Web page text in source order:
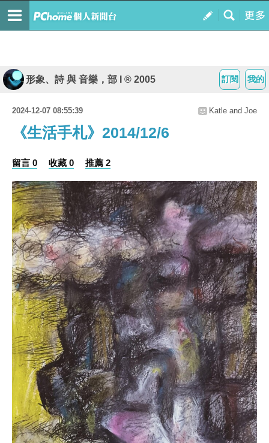
我的
訂閱
形象、詩 與 音樂，部 I ® 2005
2024-12-07 08:55:39 Katle and Joe
《生活手札》2014/12/6
留言 0 收藏 0 推薦 2